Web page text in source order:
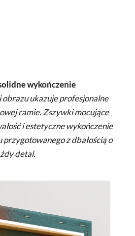
wykończenie
ukazuje profesjonalne
ramie. Zszywki mocujące
i estetyczne wykończenie
z dbałością o
detal.